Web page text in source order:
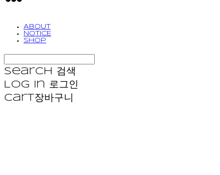
ABOUT
NOTICE
SHOP
Search
검색
Log In 로그인
Cart장바구니